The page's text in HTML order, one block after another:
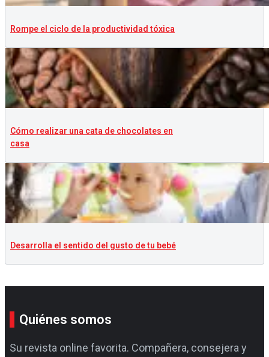
Rompe el ciclo de la productividad tóxica
Cómo realizar una cata de chocolates en
casa
Desarrolla el sentido del gusto de tu bebé
Quiénes somos
Su revista online favorita. Compañera, consejera y